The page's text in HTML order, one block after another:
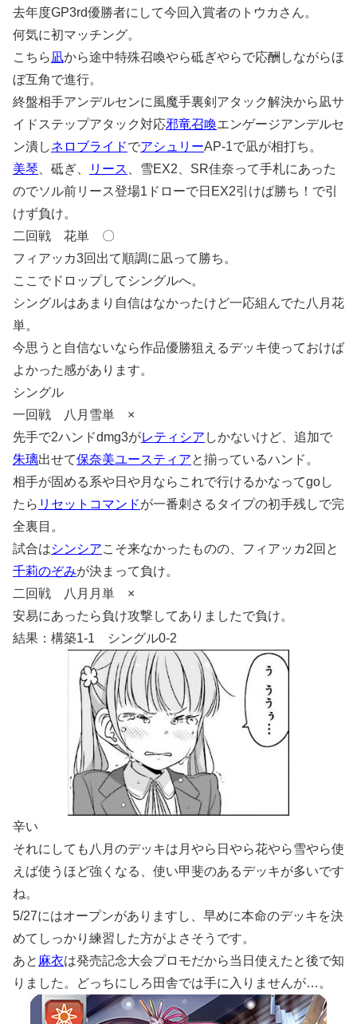
去年度GP3rd優勝者にして今回入賞者のトウカさん。
何気に初マッチング。
こちら 凪から途中特殊召喚やら砥ぎやらで応酬しながらほ
ぼ互角で進行。
終盤相手アンデルセンに風魔手裏剣アタック解決から凪サ
イドステップアタック対応邪竜召喚エンゲージアンデルセ
ン潰しネロブライドでアシュリーAP-1で凪が相打ち。
美琴 、砥ぎ、 リース
、雪EX2、SR佳奈って手札にあった
のでソル前リース登場1ドローで日EX2引けば勝ち！で引
けず負け。
二回戦 花単 〇
フィアッカ3回出て順調に凪って勝ち。
ここでドロップしてシングルへ。
シングルはあまり自信はなかったけど一応組んでた八月花
単。
今思うと自信ないなら作品優勝狙えるデッキ使っておけば
よかった感があります。
シングル
一回戦 八月雪単 ×
先手で2ハンドdmg3がレティシア しかないけど、追加で
朱璃出せて保奈美ユースティアと揃っているハンド。
相手が固める系や日や月ならこれで行けるかなってgoし
たら リセットコマンドが一番刺さるタイプの初手残しで完
全裏目。
試合はシンシアこそ来なかったものの、フィアッカ2回と
千莉のぞみが決まって負け。
二回戦 八月月単 ×
安易にあったら負け攻撃してありましたで負け。
結果：構築1-1 シングル0-2
辛い
それにしても八月のデッキは月やら日やら花やら雪やら使
えば使うほど強くなる、使い甲斐のあるデッキが多いです
ね。
5/27にはオープンがありますし、早めに本命のデッキを決
めてしっかり練習した方がよさそうです。
あと 麻衣は発売記念大会プロモだから当日使えたと後で知
りました。どっちにしろ田舎では手に入りませんが…。